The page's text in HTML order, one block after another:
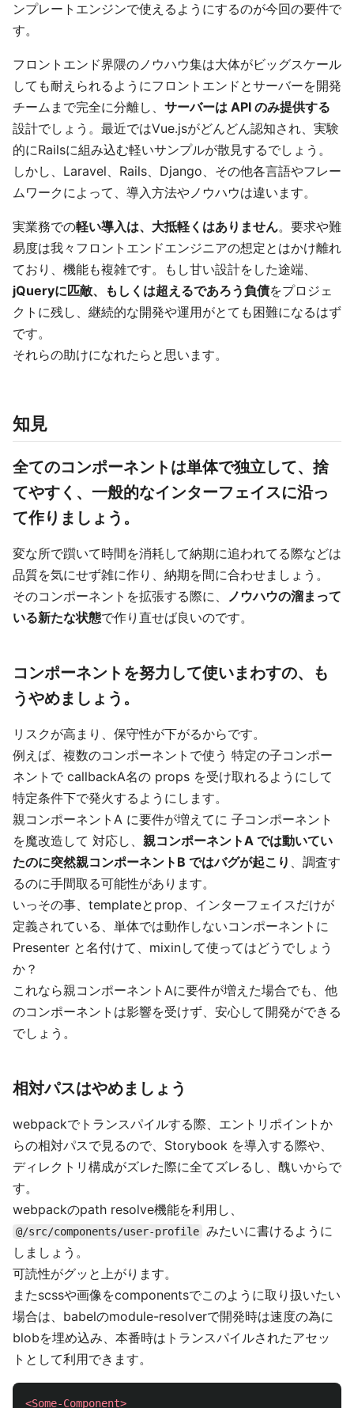
ンプレートエンジンで使えるようにするのが今回の要件で
す。
フロントエンド界隈のノウハウ集は大体がビッグスケール
しても耐えられるようにフロントエンドとサーバーを開発
チームまで完全に分離し、 サーバーは API のみ提供する
設計でしょう。最近ではVue.jsがどんどん認知され、実験
的にRailsに組み込む軽いサンプルが散見するでしょう。
しかし、Laravel、Rails、Django、その他各言語やフレー
ムワークによって、導入方法やノウハウは違います。
実業務での軽い導入は、大抵軽くはありません。要求や難
易度は我々フロントエンドエンジニアの想定とはかけ離れ
ており、機能も複雑です。もし甘い設計をした途端、
jQueryに匹敵、もしくは超えるであろう負債をプロジェ
クトに残し、継続的な開発や運用がとても困難になるはず
です。
それらの助けになれたらと思います。
知見
全てのコンポーネントは単体で独立して、捨
てやすく、一般的なインターフェイスに沿っ
て作りましょう。
変な所で躓いて時間を消耗して納期に追われてる際などは
品質を気にせず雑に作り、納期を間に合わせましょう。
そのコンポーネントを拡張する際に、 ノウハウの溜まって
いる新たな状態で作り直せば良いのです。
コンポーネントを努力して使いまわすの、も
うやめましょう。
リスクが高まり、保守性が下がるからです。
例えば、複数のコンポーネントで使う 特定の子コンポー
ネントで callbackA名の props を受け取れるようにして
特定条件下で発火するようにします。
親コンポーネントA に要件が増えてに 子コンポーネント
を魔改造して 対応し、 親コンポーネントA では動いてい
たのに突然親コンポーネントB ではバグが起こり 、調査す
るのに手間取る可能性があります。
いっその事、templateとprop、インターフェイスだけが
定義されている、単体では動作しないコンポーネントに
Presenter と名付けて、mixinして使ってはどうでしょう
か？
これなら親コンポーネントAに要件が増えた場合でも、他
のコンポーネントは影響を受けず、安心して開発ができる
でしょう。
相対パスはやめましょう
webpackでトランスパイルする際、エントリポイントか
らの相対パスで見るので、Storybook を導入する際や、
ディレクトリ構成がズレた際に全てズレるし、醜いからで
す。
webpackのpath resolve機能を利用し、
@/src/components/user-profile みたいに書けるように
しましょう。
可読性がグッと上がります。
またscssや画像をcomponentsでこのように取り扱いたい
場合は、babelのmodule-resolverで開発時は速度の為に
blobを埋め込み、本番時はトランスパイルされたアセッ
トとして利用できます。
<Some-Component>